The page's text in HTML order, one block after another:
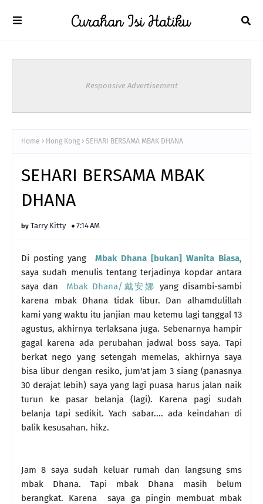
Responsive Advertisement
Home Hong Kong SEHARI BERSAMA MBAK DHANA
SEHARI BERSAMA MBAK
DHANA
Tarry Kitty 7:14 AM
Di posting yang Mbak Dhana [bukan] Wanita Biasa,
saya sudah menulis tentang terjadinya kopdar antara
saya dan Mbak Dhana/戴安娜 yang disambi-sambi
karena mbak Dhana tidak libur. Dan alhamdulillah
kami yang waktu itu janjian mau ketemu lagi tanggal 13
agustus, akhirnya terlaksana juga. Sebenarnya hampir
gagal karena ada perubahan jadwal boss saya. Tapi
berkat nego yang setengah memelas, akhirnya saya
bisa libur dengan resiko, jum'at jam 3 siang (panasnya
30 derajat lebih) saya yang lagi puasa harus jalan naik
turun ke pasar belanja (lagi). Karena pagi sudah
belanja tapi sedikit. Yach sabar.... ada keindahan di
balik kesusahan. hikz.
Jam 8 saya sudah keluar rumah dan langsung sms
mbak Dhana. Tapi mbak Dhana masih belum
berangkat. Karena saya ga pingin membuat mbak